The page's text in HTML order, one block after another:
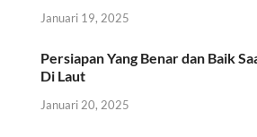
Januari 19, 2025
Persiapan Yang Benar dan Baik
Di Laut
Januari 20, 2025